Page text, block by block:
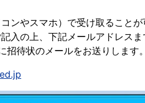
ンやスマホ）で受け取ること
入の上、下記メールアドレス
待状のメールをお送りします。